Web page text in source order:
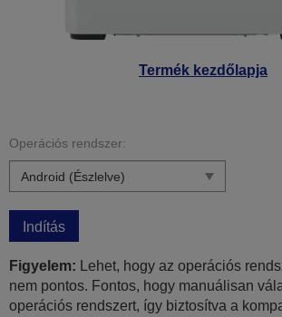
Termék kezdőlapja
Operációs rendszer:
Indítás
Figyelem: Lehet, hogy az operációs
nem pontos. Fontos, hogy manuálisan
operációs rendszert, így biztosítva a